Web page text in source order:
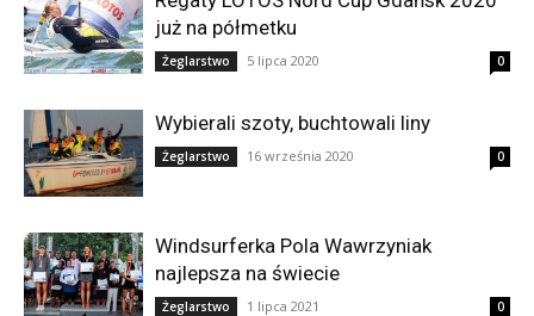
już na półmetku
Żeglarstwo 5 lipca 2020 0
Wybierali szoty, buchtowali liny
Żeglarstwo 16 września 2020 0
Windsurferka Pola Wawrzyniak
najlepsza na świecie
Żeglarstwo 1 lipca 2021 0